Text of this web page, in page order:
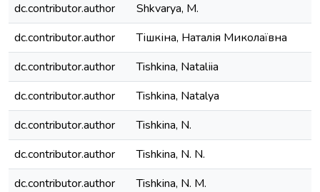
dc.contributor.author
Shkvarya, M.
dc.contributor.author
Тішкіна, Наталія Миколаївна
dc.contributor.author
Tishkina, Natalіia
dc.contributor.author
Tishkina, Natalya
dc.contributor.author
Tishkina, N.
dc.contributor.author
Tishkina, N. N.
dc.contributor.author
Tishkina, N. M.